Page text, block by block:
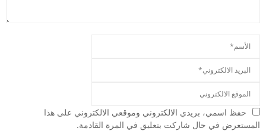
حفظ اسمي، بريدي الالكتروني وموقعي الالكتروني على هذا
المستعرض في حال شاركت بتعليق في المرة القادمة.